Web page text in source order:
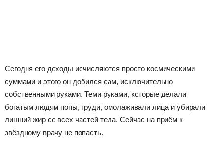
Сегодня его доходы исчисляются просто космическими
суммами и этого он добился сам, исключительно
собственными руками. Теми руками, которые делали
богатым людям попы, груди, омолаживали лица и убирали
лишний жир со всех частей тела. Сейчас на приём к
звёздному врачу не попасть.